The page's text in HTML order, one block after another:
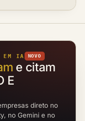
EM IA NOVO
e citam
E
direto no
no Gemini e no